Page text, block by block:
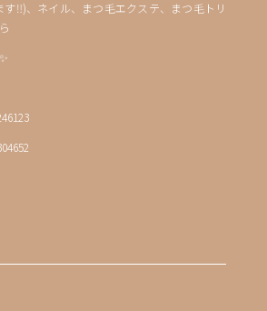
‼️)、ネイル、まつ毛エクステ、まつ毛トリ